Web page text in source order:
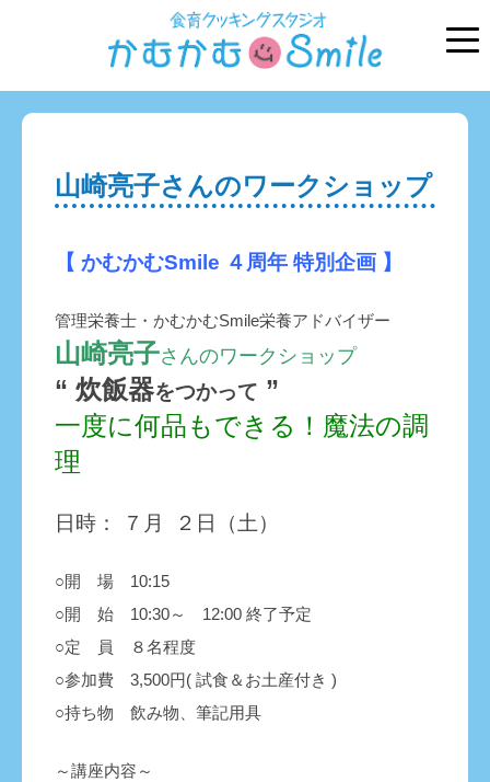
山崎亮子さんのワークショップ
【 かむかむSmile ４周年 特別企画 】
管理栄養士・かむかむSmile栄養アドバイザー
山崎亮子さんのワークショップ
“ 炊飯器をつかって ”
一度に何品もできる！魔法の調
理
日時： ７月 ２日（土）
○開 場 10:15
○開 始 10:30～ 12:00 終了予定
○定 員 ８名程度
○参加費 3,500円( 試食＆お土産付き )
○持ち物 飲み物、筆記用具
～講座内容～